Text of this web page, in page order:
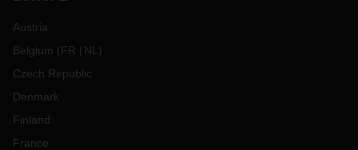
Austria
Belgium (FR NL )
Czech Republic
Denmark
Finland
France